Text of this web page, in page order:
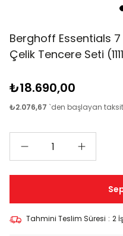
Berghoff Essentials
Çelik Tencere Seti
₺18.690,00
₺2.076,67 `den başlayan
Tahmini Teslim Süresi : 2